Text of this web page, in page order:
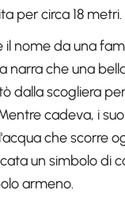
per circa 18 metri.
il nome da una
narra che una
dalla scogliera
cadeva, i
che scorre
un simbolo di
armeno.